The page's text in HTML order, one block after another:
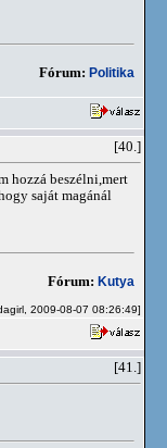
Fórum: Politika
[40.]
hozzá beszélni,mert
saját magánál
Fórum: Kutya
2009-08-07 08:26:49]
[41.]